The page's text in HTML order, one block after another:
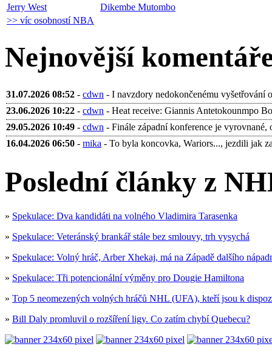
Jerry West
Dikembe Mutombo
>> víc osobností NBA
Nejnovější
31.07.2026 08:52 - cdwn - I navzdory nedokončenému vyšetřování
23.06.2026 10:22 - cdwn - Heat receive: Giannis Antetokounmpo
29.05.2026 10:49 - cdwn - Finále západní konference je vyrovnané,
16.04.2026 06:50 - mika - To byla koncovka, Wariors..., jezdili jak
Poslední články z
» Spekulace: Dva kandidáti na volného Vladimira Tarasenka
» Spekulace: Veteránský brankář stále bez smlouvy, trh vysychá
» Spekulace: Volný hráč, Arber Xhekaj, má na Západě dalšího
» Spekulace: Tři potencionální výměny pro Dougie Hamiltona
» Top 5 neomezených volných hráčů NHL (UFA), kteří jsou k
» Bill Daly promluvil o rozšíření ligy. Co zatím chybí Quebecu?